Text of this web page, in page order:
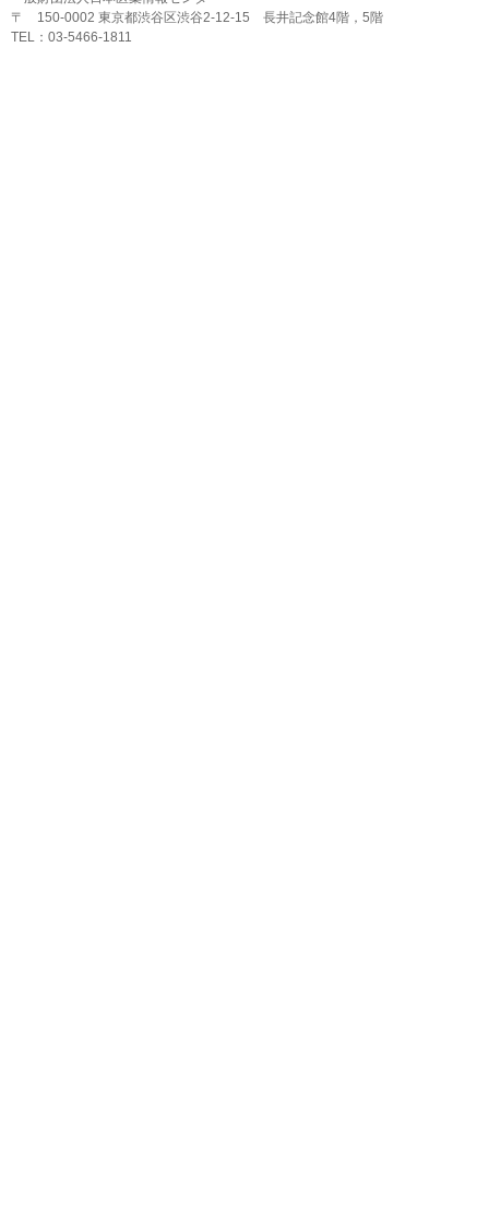
〒 150-0002 東京都渋谷区渋谷2-12-15 長井記念館4階，5階
TEL：03-5466-1811